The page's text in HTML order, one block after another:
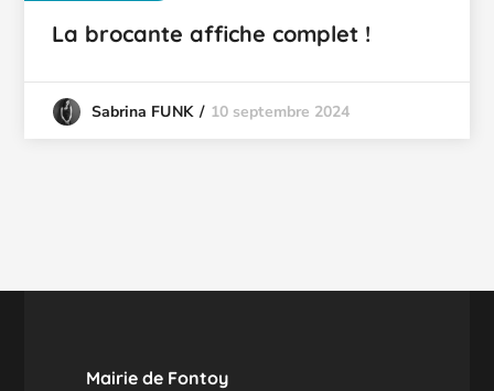
La brocante affiche complet !
Sabrina FUNK 10 septembre 2024
Mairie de Fontoy